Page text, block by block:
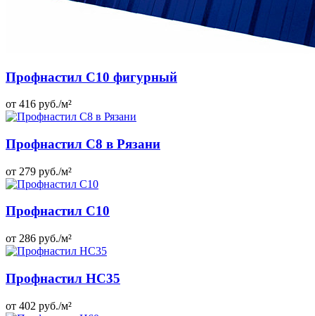
Профнастил C10 фигурный
от 416 руб./м²
Профнастил C8 в Рязани
от 279 руб./м²
Профнастил C10
от 286 руб./м²
Профнастил НС35
от 402 руб./м²